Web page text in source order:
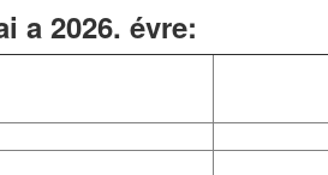
a 2026. évre: